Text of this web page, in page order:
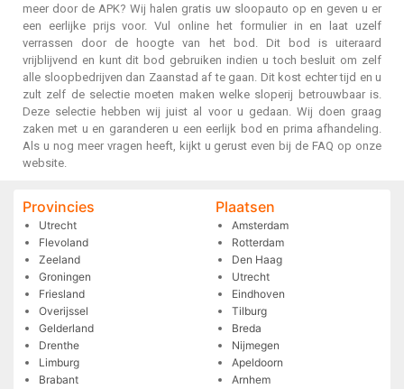
meer door de APK? Wij halen gratis uw sloopauto op en geven u er
een eerlijke prijs voor. Vul online het formulier in en laat uzelf
verrassen door de hoogte van het bod. Dit bod is uiteraard
vrijblijvend en kunt dit bod gebruiken indien u toch besluit om zelf
alle sloopbedrijven dan Zaanstad af te gaan. Dit kost echter tijd en u
zult zelf de selectie moeten maken welke sloperij betrouwbaar is.
Deze selectie hebben wij juist al voor u gedaan. Wij doen graag
zaken met u en garanderen u een eerlijk bod en prima afhandeling.
Als u nog meer vragen heeft, kijkt u gerust even bij de FAQ op onze
website.
Provincies
Utrecht
Flevoland
Zeeland
Groningen
Friesland
Overijssel
Gelderland
Drenthe
Limburg
Brabant
Plaatsen
Amsterdam
Rotterdam
Den Haag
Utrecht
Eindhoven
Tilburg
Breda
Nijmegen
Apeldoorn
Arnhem